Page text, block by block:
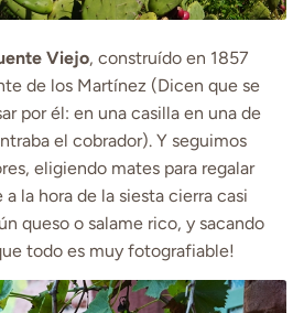
Viejo, construído en 1857
de los Martínez (Dicen que se
por él: en una casilla en una de
el cobrador). Y seguimos
eligiendo mates para regalar
la hora de la siesta cierra casi
queso o salame rico, y sacando
todo es muy fotografiable!